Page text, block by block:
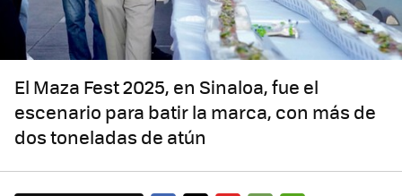
El Maza Fest 2025, en Sinaloa, fue el
escenario para batir la marca, con más de
dos toneladas de atún